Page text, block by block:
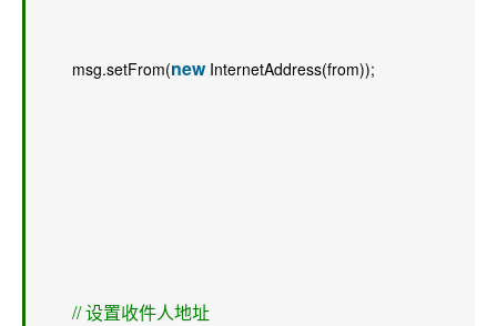
msg.setFrom(new InternetAddress(from));
// 设置收件人地址